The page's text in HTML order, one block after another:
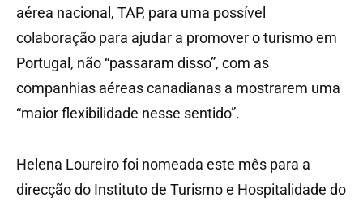
aérea nacional, TAP, para uma possível
colaboração para ajudar a promover o turismo em
Portugal, não “passaram disso”, com as
companhias aéreas canadianas a mostrarem uma
“maior flexibilidade nesse sentido”.
Helena Loureiro foi nomeada este mês para a
direcção do Instituto de Turismo e Hospitalidade do